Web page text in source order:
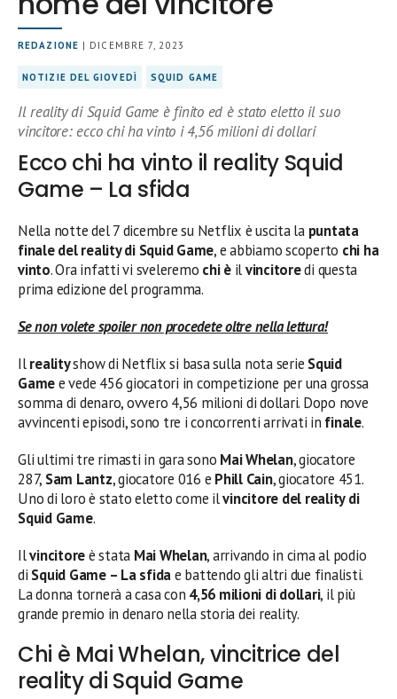
REDAZIONE | DICEMBRE 7, 2023
NOTIZIE DEL GIOVEDÌ SQUID GAME
Il reality di Squid Game è finito ed è stato eletto il suo
vincitore: ecco chi ha vinto i 4,56 milioni di dollari
Ecco chi ha vinto il reality Squid
Game – La sfida
Nella notte del 7 dicembre su Netflix è uscita la puntata
finale del reality di Squid Game, e abbiamo scoperto chi ha
vinto. Ora infatti vi sveleremo chi è ilvincitoredi questa
prima edizione del programma.
Se non volete spoiler non procedete oltre nella lettura!
Ilrealityshow di Netflix si basa sulla nota serie Squid
Gamee vede 456 giocatori in competizione per una grossa
somma di denaro, ovvero 4,56 milioni di dollari. Dopo nove
avvincenti episodi, sono tre i concorrenti arrivati in finale.
Gli ultimi tre rimasti in gara sono Mai Whelan, giocatore
287, Sam Lantz, giocatore 016 e Phill Cain, giocatore 451.
Uno di loro è stato eletto come ilvincitore del reality di
Squid Game.
Ilvincitoreè stata Mai Whelan, arrivando in cima al podio
di Squid Game – La sfidae battendo gli altri due finalisti.
La donna tornerà a casa con 4,56 milioni di dollari, il più
grande premio in denaro nella storia dei reality.
Chi è Mai Whelan, vincitrice del
reality di Squid Game